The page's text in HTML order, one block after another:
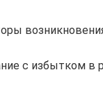
с избытком в